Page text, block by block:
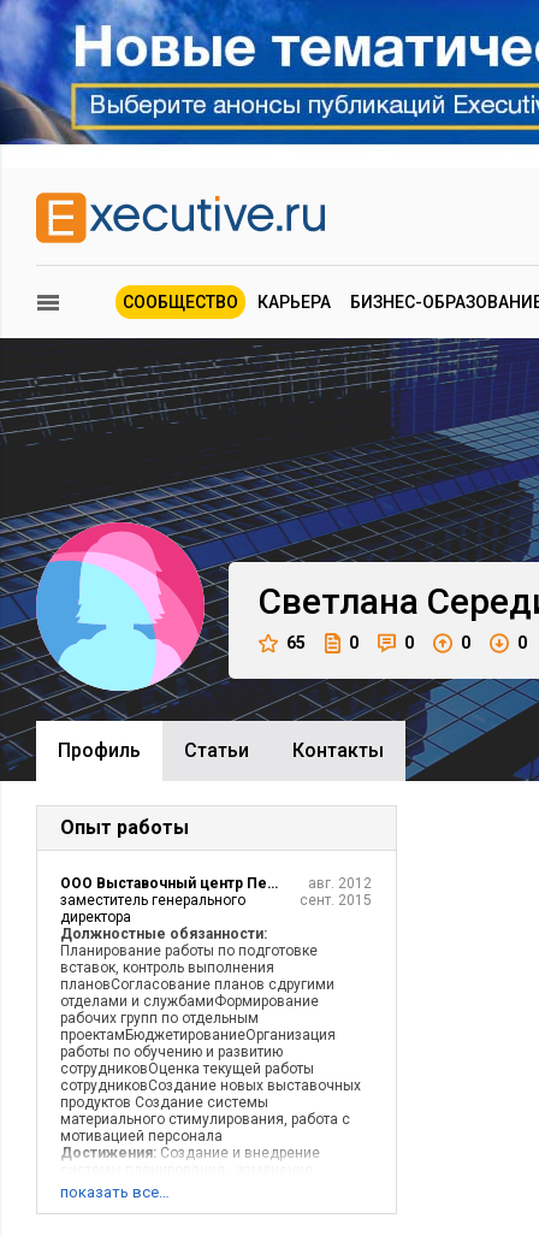
СООБЩЕСТВО КАРЬЕРА БИЗНЕС-
Светлана
65 0 0 0 0
Профиль Cтатьи Контакты
Опыт работы
ООО Выставочный центр Пермская ярмарка
заместитель генерального
директора
авг. 2012
сент. 2015
Должностные обязанности:
Планирование работы по подготовке
вставок, контроль выполнения
плановСогласование планов сдругими
отделами и службамиФормирование
рабочих групп по отдельным
проектамБюджетированиеОрганизация
работы по обучению и развитию
сотрудниковОценка текущей работы
сотрудниковСоздание новых выставочных
продуктов Создание системы
материального стимулирования, работа с
мотивацией персонала
Достижения: Создание и внедрение
системы оценки и материального
показать все…